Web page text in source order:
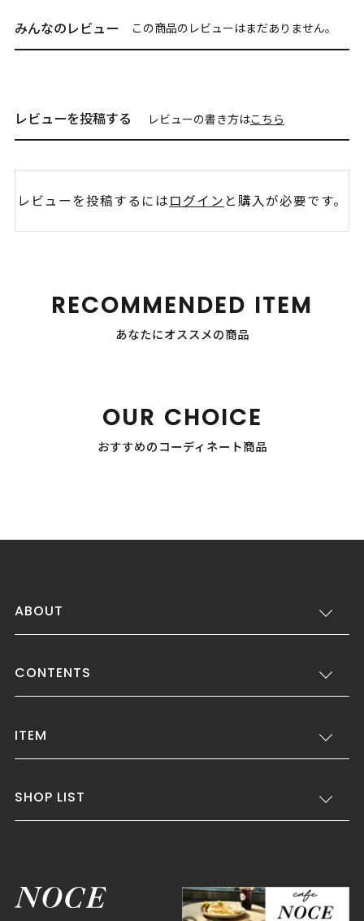
みんなのレビュー この商品のレビューはまだありません。
レビューを投稿する レビューの書き方はこちら
レビューを投稿するにはログイン と購入が必要です。
RECOMMENDED ITEM
あなたにオススメの商品
OUR CHOICE
おすすめのコーディネート商品
ABOUT
CONTENTS
ITEM
SHOP LIST